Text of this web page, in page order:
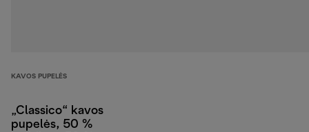
KAVOS PUPELĖS
„Classico“ kavos
pupelės, 50 %